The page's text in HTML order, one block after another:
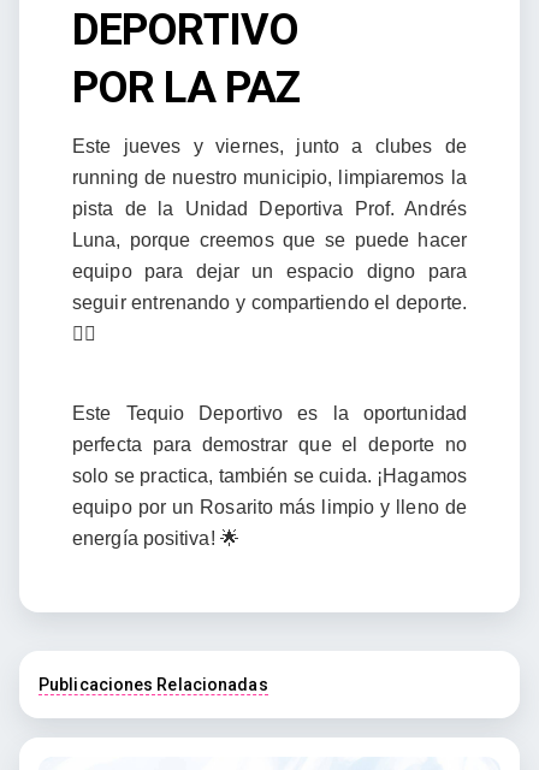
DEPORTIVO
POR LA PAZ
Este jueves y viernes, junto a clubes de
running de nuestro municipio, limpiaremos la
pista de la Unidad Deportiva Prof. Andrés
Luna, porque creemos que se puede hacer
equipo para dejar un espacio digno para
seguir entrenando y compartiendo el deporte.
🏃‍♂️
Este Tequio Deportivo es la oportunidad
perfecta para demostrar que el deporte no
solo se practica, también se cuida. ¡Hagamos
equipo por un Rosarito más limpio y lleno de
energía positiva! 🌟
Publicaciones Relacionadas